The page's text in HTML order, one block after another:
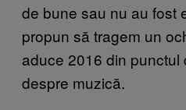
de bune sau nu au fost
propun să tragem un
aduce 2016 din
despre muzică.